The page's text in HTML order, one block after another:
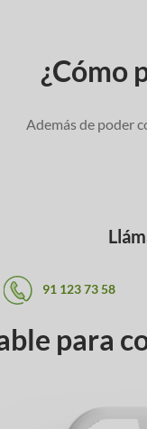
¿Cómo
Además de poder
91 123 73 58
para